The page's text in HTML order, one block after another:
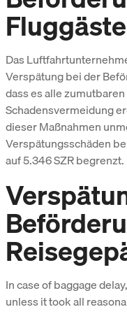
Das
Verspätung bei der
dass es alle
Schadensvermeidung
dieser Maßnahmen
Verspätungsschäden
auf 5.346 SZR begrenzt.
In case of baggage
unless it took all